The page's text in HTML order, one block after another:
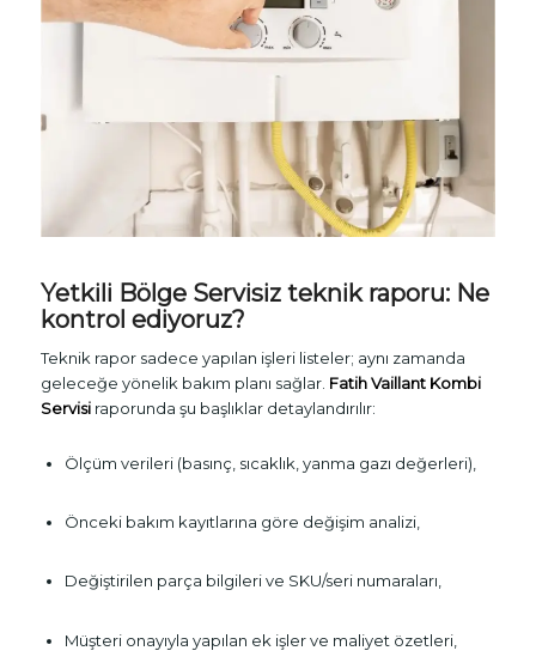
Yetkili Bölge Servisiz teknik raporu: Ne
kontrol ediyoruz?
Teknik rapor sadece yapılan işleri listeler; aynı zamanda
geleceğe yönelik bakım planı sağlar. Fatih Vaillant Kombi
Servisiraporunda şu başlıklar detaylandırılır:
Ölçüm verileri (basınç, sıcaklık, yanma gazı değerleri),
Önceki bakım kayıtlarına göre değişim analizi,
Değiştirilen parça bilgileri ve SKU/seri numaraları,
Müşteri onayıyla yapılan ek işler ve maliyet özetleri,